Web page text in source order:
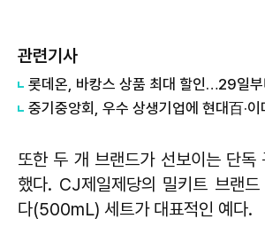
관련기사
롯데온, 바캉스 상품 최대 할인…29일
또한 두 개 브랜드가 선보이는 단독
했다. CJ제일제당의 밀키트 브랜드
다(500mL) 세트가 대표적인 예다.